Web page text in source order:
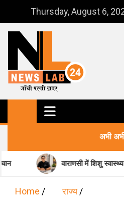
content
Thursday, August 6,
NewsLab24
जाँची परखी ख़बर
अभी
वाराणसी में शिशु स्वास्थ्य का भरोसेमंद
Home
राज्य